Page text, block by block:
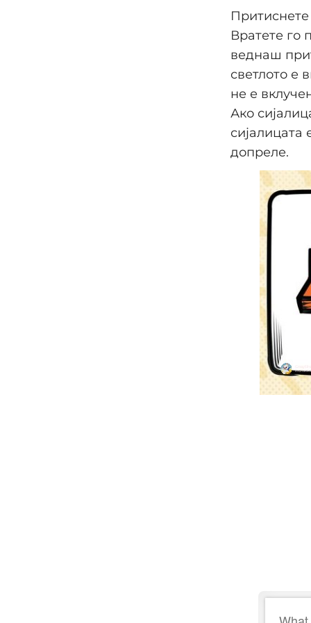
Притиснете
Вратете го
веднаш
светлото е
не е
Ако
сијалицата
допреле.